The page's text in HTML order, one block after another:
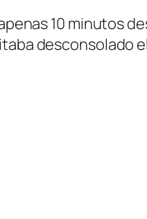
10 minutos
desconsolado